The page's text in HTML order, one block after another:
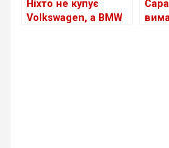
Ніхто не купує
Volkswagen, а BMW